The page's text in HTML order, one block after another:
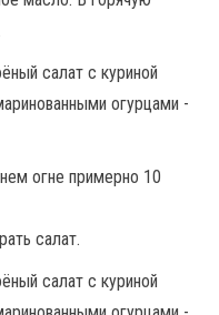
огне примерно 10
салат.